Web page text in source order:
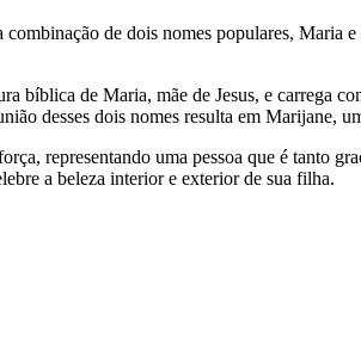
de dois nomes populares,
bíblica de Maria, mãe de Jesus, e carrega
desses dois nomes resulta em Marijane,
representando uma pessoa que é tanto
a beleza interior e exterior de sua filha.